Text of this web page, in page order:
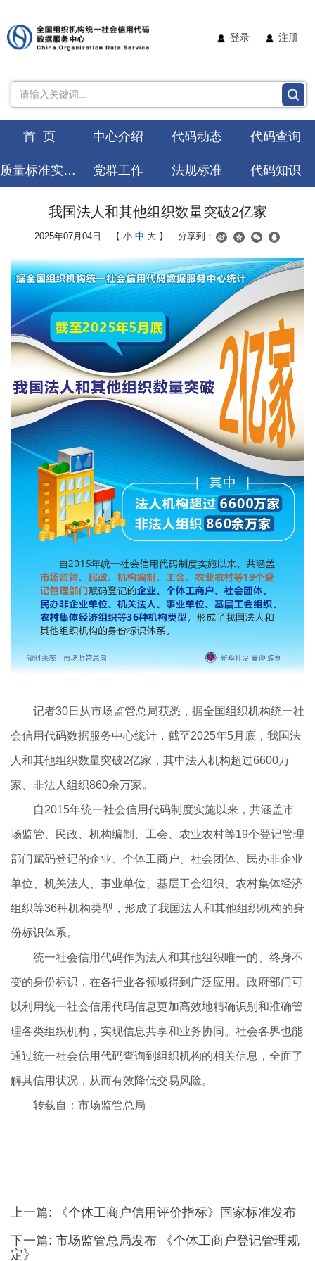
登录 注册
首 页 中心介绍 代码动态 代码查询
质量标准实验室 党群工作 法规标准 代码知识
我国法人和其他组织数量突破2亿家
2025年07月04日 【 小 中 大 】 分享到：
记者30日从市场监管总局获悉，据全国组织机构统一社
会信用代码数据服务中心统计，截至2025年5月底，我国法
人和其他组织数量突破2亿家，其中法人机构超过6600万
家、非法人组织860余万家。
自2015年统一社会信用代码制度实施以来，共涵盖市
场监管、民政、机构编制、工会、农业农村等19个登记管理
部门赋码登记的企业、个体工商户、社会团体、民办非企业
单位、机关法人、事业单位、基层工会组织、农村集体经济
组织等36种机构类型，形成了我国法人和其他组织机构的身
份标识体系。
统一社会信用代码作为法人和其他组织唯一的、终身不
变的身份标识，在各行业各领域得到广泛应用。政府部门可
以利用统一社会信用代码信息更加高效地精确识别和准确管
理各类组织机构，实现信息共享和业务协同。社会各界也能
通过统一社会信用代码查询到组织机构的相关信息，全面了
解其信用状况，从而有效降低交易风险。
转载自：市场监管总局
上一篇:
《个体工商户信用评价指标》国家标准发布
下一篇: 市场监管总局发布 《个体工商户登记管理规
定》